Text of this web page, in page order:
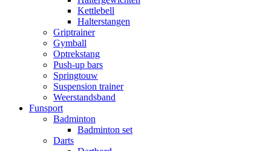
Kettlebell
Halterstangen
Griptrainer
Gymball
Optrekstang
Push-up bars
Springtouw
Suspension trainer
Weerstandsband
Funsport
Badminton
Badminton set
Darts